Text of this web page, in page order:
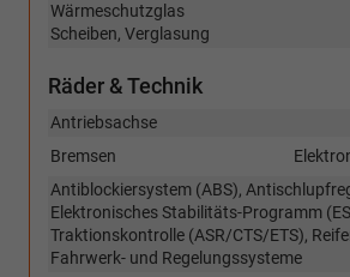
Wärmeschutzglas
Scheiben, Verglasung
Räder & Technik
Antriebsachse
Bremsen
Antiblockiersystem (ABS),
Elektronisches Stabilitäts-Programm
Traktionskontrolle (ASR/CTS/ETS),
Fahrwerk- und Regelungssysteme